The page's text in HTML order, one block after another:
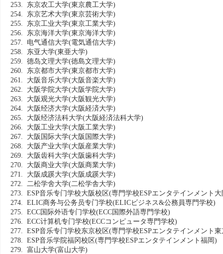
253. 东京农工大学(東京農工大学)
254. 东京艺术大学(東京芸術大学)
255. 东京工业大学(東京工業大学)
256. 东京海洋大学(東京海洋大学)
257. 电气通信大学(電気通信大学)
258. 东亚大学(東亜大学)
259. 德岛文理大学(徳島文理大学)
260. 东京都市大学(東京都市大学)
261. 大阪音乐大学(大阪音楽大学)
262. 大阪学院大学(大阪学院大学)
263. 大阪观光大学(大阪観光大学)
264. 大阪经济大学(大阪経済大学)
265. 大阪经济法科大学(大阪経済法科大学)
266. 大阪工业大学(大阪工業大学)
267. 大阪国际大学(大阪国際大学)
268. 大阪产业大学(大阪産業大学)
269. 大阪齿科大学(大阪歯科大学)
270. 大阪商业大学(大阪商業大学)
271. 大阪成蹊大学(大阪成蹊大学)
272. 二松学舍大学(二松学舎大学)
273. ESP音乐专门学校大阪校区(専門学校ESPエンタテインメント大
274. ELIC商务与公务员专门学校(ELICビジネス&公務員専門学校)
275. ECC国际外语专门学校(ECC国際外語専門学校)
276. ECC计算机专门学校(ECCコンピュータ専門学校)
277. ESP音乐专门学校东京校区(専門学校ESPエンタテインメント東
278. ESP音乐学院福冈校区(専門学校ESPエンタテインメント福岡)
279. 富山大学(富山大学)